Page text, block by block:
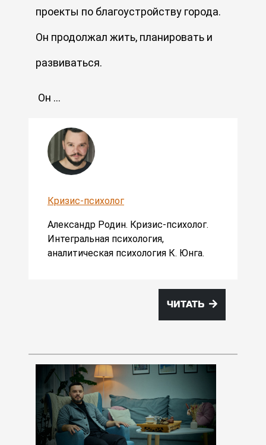
проекты по благоустройству города.
Он продолжал жить, планировать и
развиваться.
Он …
Кризис-психолог
Александр Родин. Кризис-психолог.
Интегральная психология,
аналитическая психология К. Юнга.
ЧИТАТЬ